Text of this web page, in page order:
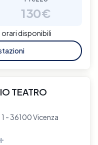
130€
disponibili
TEATRO
- 36100 Vicenza